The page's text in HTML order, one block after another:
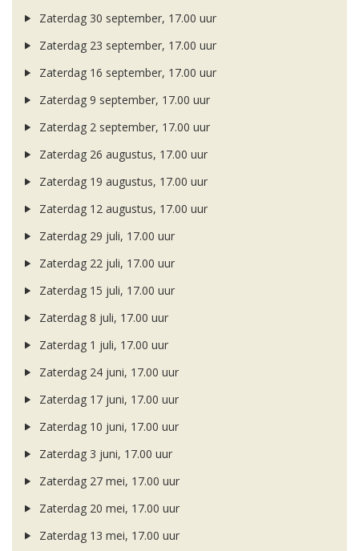
Zaterdag 30 september, 17.00 uur
Zaterdag 23 september, 17.00 uur
Zaterdag 16 september, 17.00 uur
Zaterdag 9 september, 17.00 uur
Zaterdag 2 september, 17.00 uur
Zaterdag 26 augustus, 17.00 uur
Zaterdag 19 augustus, 17.00 uur
Zaterdag 12 augustus, 17.00 uur
Zaterdag 29 juli, 17.00 uur
Zaterdag 22 juli, 17.00 uur
Zaterdag 15 juli, 17.00 uur
Zaterdag 8 juli, 17.00 uur
Zaterdag 1 juli, 17.00 uur
Zaterdag 24 juni, 17.00 uur
Zaterdag 17 juni, 17.00 uur
Zaterdag 10 juni, 17.00 uur
Zaterdag 3 juni, 17.00 uur
Zaterdag 27 mei, 17.00 uur
Zaterdag 20 mei, 17.00 uur
Zaterdag 13 mei, 17.00 uur